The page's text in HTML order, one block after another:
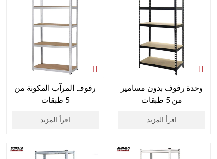
رفوف المرآب المكونة من
5 طبقات
اقرأ المزيد
وحدة رفوف بدون مسامير
من 5 طبقات
اقرأ المزيد